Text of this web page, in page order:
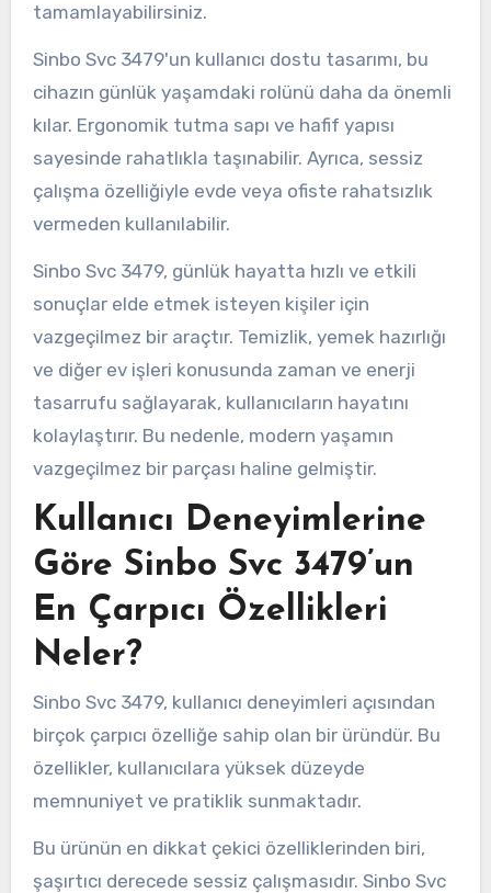
tamamlayabilirsiniz.
Sinbo Svc 3479'un kullanıcı dostu tasarımı, bu
cihazın günlük yaşamdaki rolünü daha da önemli
kılar. Ergonomik tutma sapı ve hafif yapısı
sayesinde rahatlıkla taşınabilir. Ayrıca, sessiz
çalışma özelliğiyle evde veya ofiste rahatsızlık
vermeden kullanılabilir.
Sinbo Svc 3479, günlük hayatta hızlı ve etkili
sonuçlar elde etmek isteyen kişiler için
vazgeçilmez bir araçtır. Temizlik, yemek hazırlığı
ve diğer ev işleri konusunda zaman ve enerji
tasarrufu sağlayarak, kullanıcıların hayatını
kolaylaştırır. Bu nedenle, modern yaşamın
vazgeçilmez bir parçası haline gelmiştir.
Kullanıcı Deneyimlerine
Göre Sinbo Svc 3479’un
En Çarpıcı Özellikleri
Neler?
Sinbo Svc 3479, kullanıcı deneyimleri açısından
birçok çarpıcı özelliğe sahip olan bir üründür. Bu
özellikler, kullanıcılara yüksek düzeyde
memnuniyet ve pratiklik sunmaktadır.
Bu ürünün en dikkat çekici özelliklerinden biri,
şaşırtıcı derecede sessiz çalışmasıdır. Sinbo Svc